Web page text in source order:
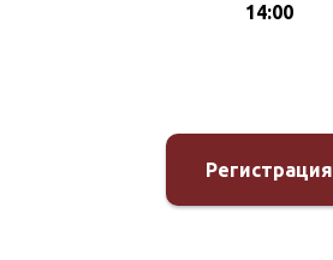
14:00
Регистрация